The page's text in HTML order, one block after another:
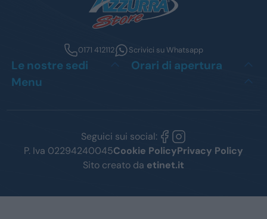
0171 412112 Scrivici su Whatsapp
Le nostre sedi
Orari di apertura
Menu
Seguici sui social:
P. Iva 02294240045Cookie PolicyPrivacy Policy
Sito creato da etinet.it